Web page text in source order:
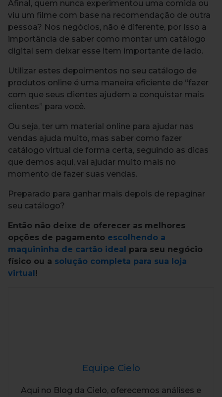
Afinal, quem nunca experimentou uma comida ou
viu um filme com base na recomendação de outra
pessoa? Nos negócios, não é diferente, por isso a
importância de saber como montar um catálogo
digital sem deixar esse item importante de lado.
Utilizar estes depoimentos no seu catálogo de
produtos online é uma maneira eficiente de “fazer
com que seus clientes ajudem a conquistar mais
clientes” para você.
Ou seja, ter um material online para ajudar nas
vendas ajuda muito, mas saber como fazer
catálogo virtual de forma certa, seguindo as dicas
que demos aqui, vai ajudar muito mais no
momento de fazer suas vendas.
Preparado para ganhar mais depois de repaginar
seu catálogo?
Então não deixe de oferecer as melhores
opções de pagamento escolhendo a
maquininha de cartão ideal para seu negócio
físico ou a solução completa para sua loja
virtual!
Equipe Cielo
Aqui no Blog da Cielo, oferecemos análises e